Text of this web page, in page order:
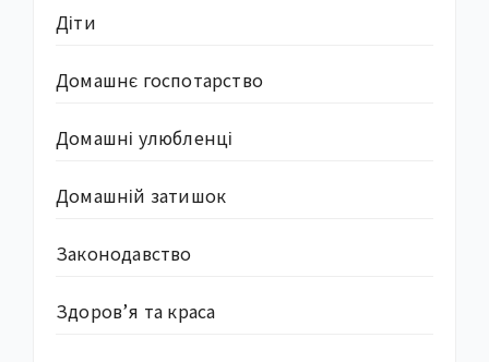
Діти
Домашнє госпотарство
Домашні улюбленці
Домашній затишок
Законодавство
Здоров’я та краса